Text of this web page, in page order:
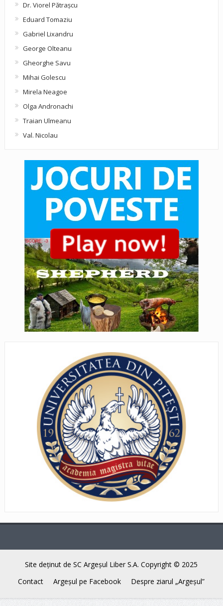
Dr. Viorel Pătraşcu
Eduard Tomaziu
Gabriel Lixandru
George Olteanu
Gheorghe Savu
Mihai Golescu
Mirela Neagoe
Olga Andronachi
Traian Ulmeanu
Val. Nicolau
Site deţinut de SC Argeşul Liber S.A. Copyright © 2025
Contact
Argeşul pe Facebook Despre ziarul „Argeşul”